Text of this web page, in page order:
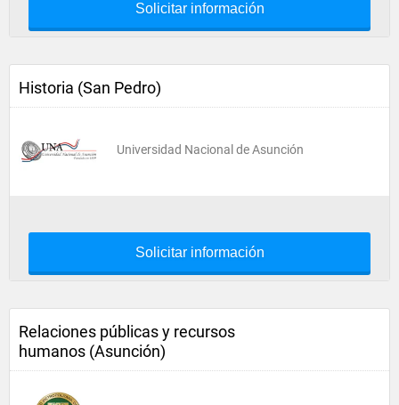
Solicitar información
Historia (San Pedro)
Universidad Nacional de Asunción
Solicitar información
Relaciones públicas y recursos
humanos (Asunción)